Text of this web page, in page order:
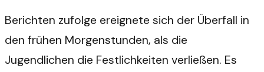
Berichten zufolge ereignete sich der Überfall in
den frühen Morgenstunden, als die
Jugendlichen die Festlichkeiten verließen. Es